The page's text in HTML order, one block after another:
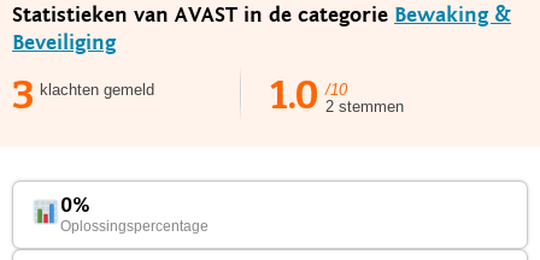
Statistieken van AVAST in de categorie Bewaking &
Beveiliging
3 klachten gemeld 1.0 /10
2 stemmen
0%
Oplossingspercentage